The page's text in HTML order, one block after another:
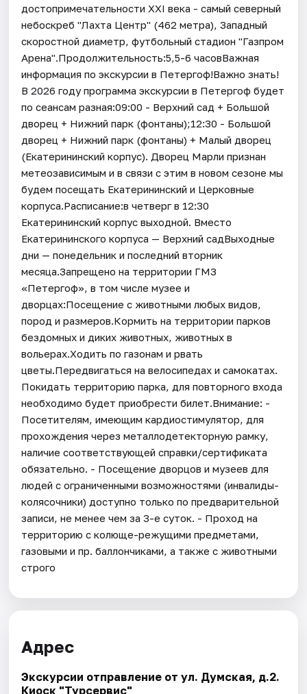
достопримечательности XXI века - самый северный
небоскреб "Лахта Центр" (462 метра), Западный
скоростной диаметр, футбольный стадион "Газпром
Арена".Продолжительность:5,5-6 часовВажная
информация по экскурсии в Петергоф!Важно знать!
В 2026 году программа экскурсии в Петергоф будет
по сеансам разная:09:00 - Верхний сад + Большой
дворец + Нижний парк (фонтаны);12:30 - Большой
дворец + Нижний парк (фонтаны) + Малый дворец
(Екатерининский корпус). Дворец Марли признан
метеозависимым и в связи с этим в новом сезоне мы
будем посещать Екатерининский и Церковные
корпуса.Расписание:в четверг в 12:30
Екатерининский корпус выходной. Вместо
Екатерининского корпуса — Верхний садВыходные
дни — понедельник и последний вторник
месяца.Запрещено на территории ГМЗ
«Петергоф», в том числе музее и
дворцах:Посещение с животными любых видов,
пород и размеров.Кормить на территории парков
бездомных и диких животных, животных в
вольерах.Ходить по газонам и рвать
цветы.Передвигаться на велосипедах и самокатах.
Покидать территорию парка, для повторного входа
необходимо будет приобрести билет.Внимание: -
Посетителям, имеющим кардиостимулятор, для
прохождения через металлодетекторную рамку,
наличие соответствующей справки/сертификата
обязательно. - Посещение дворцов и музеев для
людей с ограниченными возможностями (инвалиды-
колясочники) доступно только по предварительной
записи, не менее чем за 3-е суток. - Проход на
территорию с колюще-режущими предметами,
газовыми и пр. баллончиками, а также с животными
строго
Адрес
Экскурсии отправление от ул. Думская, д.2.
Киоск "Турсервис"